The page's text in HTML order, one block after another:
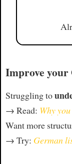
Improve your
Struggling to
→ Read: Why
Want more
→ Try: German